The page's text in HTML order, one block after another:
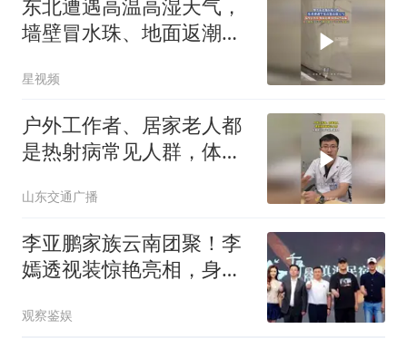
东北遭遇高温高湿天气，
墙壁冒水珠、地面返潮，
星视频
户外工作者、居家老人都
是热射病常见人群，体温
山东交通广播
李亚鹏家族云南团聚！李
嫣透视装惊艳亮相，身材
观察鉴娱